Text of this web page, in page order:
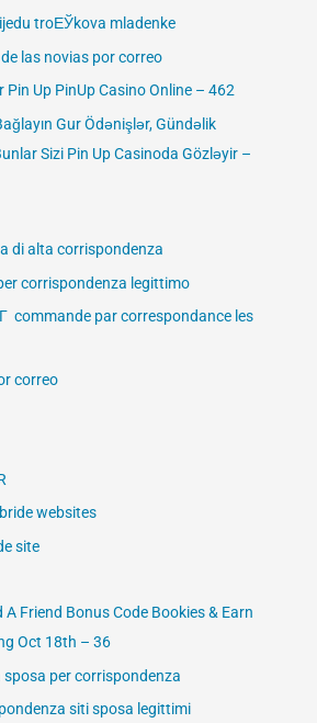
troЕЎkova mladenke
las novias por correo
Up PinUp Casino Online – 462
Gur Ödənişlər, Gündəlik
Sizi Pin Up Casinoda Gözləyir –
di alta corrispondenza
corrispondenza legittimo
commande par correspondance les
correo
websites
site
A Friend Bonus Code Bookies & Earn
Oct 18th – 36
sposa per corrispondenza
siti sposa legittimi